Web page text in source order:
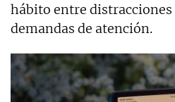
hábito entre distracciones
demandas de atención.